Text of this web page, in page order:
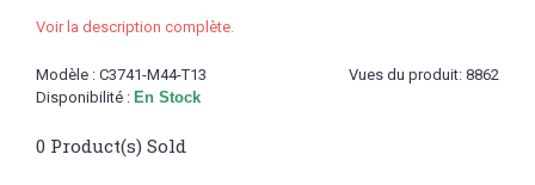
Voir la description complète.
Vues du produit: 8862
Modèle : C3741-M44-T13
Disponibilité : En Stock
0 Product(s) Sold